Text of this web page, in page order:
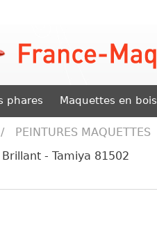
phares Maquettes en bois
/ PEINTURES MAQUETTES
- Tamiya 81502